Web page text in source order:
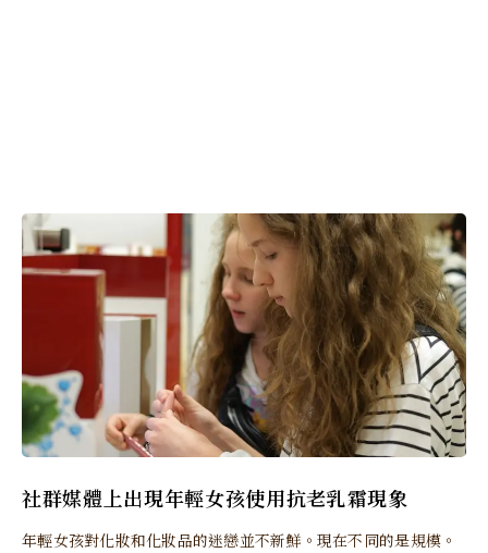
社群媒體上出現年輕女孩使用抗老乳霜現象
年輕女孩對化妝和化妝品的迷戀並不新鮮。現在不同的是規模。